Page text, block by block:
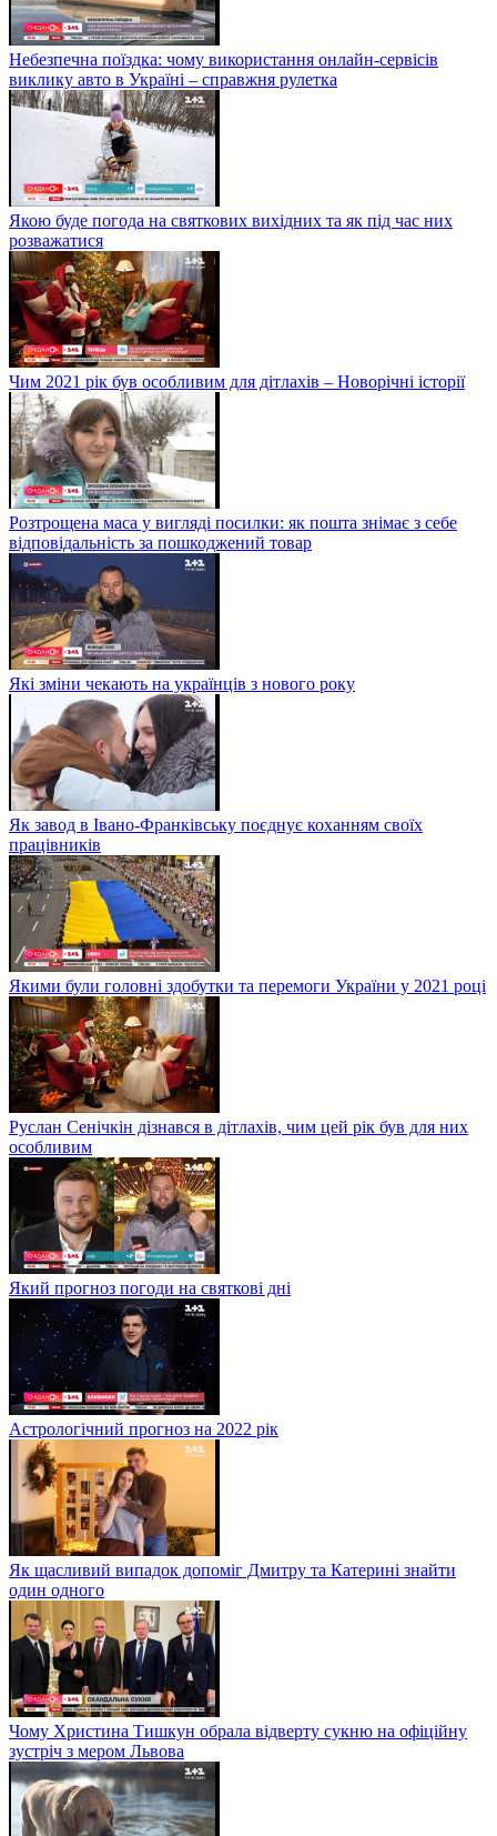
Небезпечна поїздка: чому використання онлайн-сервісів
виклику авто в Україні – справжня рулетка
Якою буде погода на святкових вихідних та як під час них
розважатися
Чим 2021 рік був особливим для дітлахів – Новорічні історії
Розтрощена маса у вигляді посилки: як пошта знімає з себе
відповідальність за пошкоджений товар
Які зміни чекають на українців з нового року
Як завод в Івано-Франківську поєднує коханням своїх
працівників
Якими були головні здобутки та перемоги України у 2021 році
Руслан Сенічкін дізнався в дітлахів, чим цей рік був для них
особливим
Який прогноз погоди на святкові дні
Астрологічний прогноз на 2022 рік
Як щасливий випадок допоміг Дмитру та Катерині знайти
один одного
Чому Христина Тишкун обрала відверту сукню на офіційну
зустріч з мером Львова